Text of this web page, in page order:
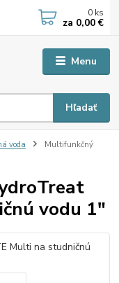
Menu
Hľadať
0 ks
za 0,00 €
voda
Multifunkčný
vodu 1"